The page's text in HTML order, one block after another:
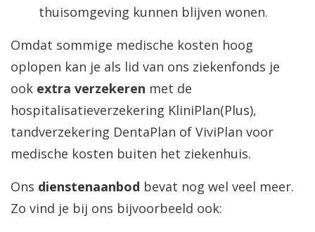
thuisomgeving kunnen blijven wonen.
Omdat sommige medische kosten hoog
oplopen kan je als lid van ons ziekenfonds je
ook extra verzekeren met de
hospitalisatieverzekering KliniPlan(Plus),
tandverzekering DentaPlan of ViviPlan voor
medische kosten buiten het ziekenhuis.
Ons dienstenaanbod bevat nog wel veel meer.
Zo vind je bij ons bijvoorbeeld ook: